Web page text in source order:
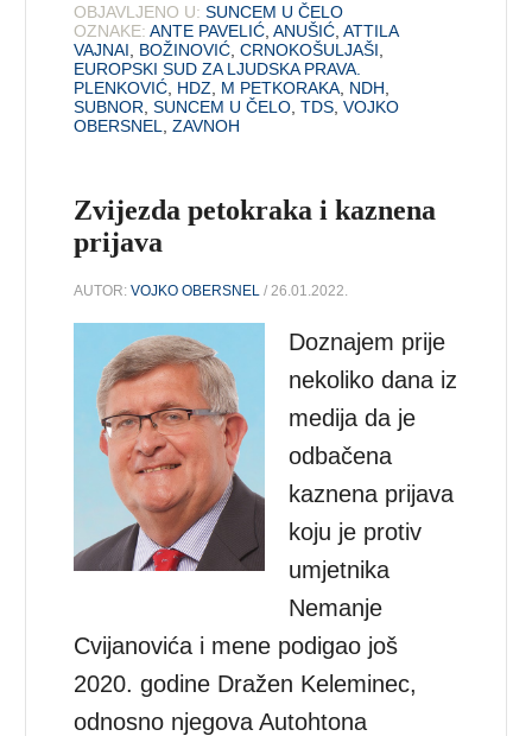
OBJAVLJENO U: SUNCEM U ČELO
OZNAKE: ANTE PAVELIĆ ,ANUŠIĆ ,ATTILA
VAJNAI
BOŽINOVIĆ ,CRNOKOŠULJAŠI
EUROPSKI SUD ZA LJUDSKA PRAVA.
PLENKOVIĆ HDZ M PETKORAKA NDH
SUBNOR ,SUNCEM U ČELO ,TDS ,VOJKO
OBERSNEL
,ZAVNOH
Zvijezda petokraka i kaznena
prijava
AUTOR:VOJKO OBERSNEL / 26.01.2022.
Doznajem prije
nekoliko dana iz
medija da je
odbačena
kaznena prijava
koju je protiv
umjetnika
Nemanje
Cvijanovića i mene podigao još
2020. godine Dražen Keleminec,
odnosno njegova Autohtona